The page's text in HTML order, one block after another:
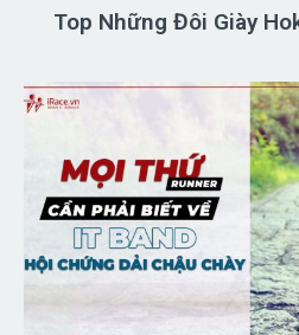
Top Những Đôi Giày